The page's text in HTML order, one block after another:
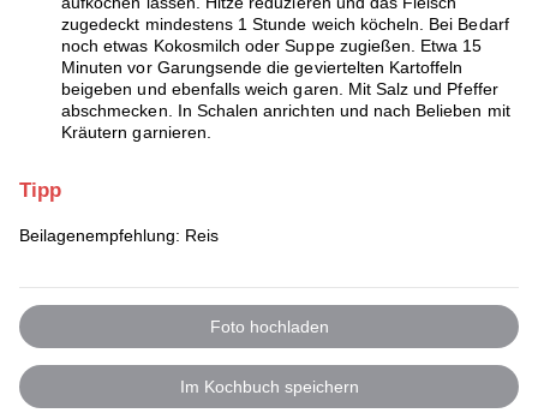
zugedeckt mindestens 1 Stunde weich köcheln. Bei Bedarf
noch etwas Kokosmilch oder Suppe zugießen. Etwa 15
Minuten vor Garungsende die geviertelten Kartoffeln
beigeben und ebenfalls weich garen. Mit Salz und Pfeffer
abschmecken. In Schalen anrichten und nach Belieben mit
Kräutern garnieren.
Tipp
Beilagenempfehlung: Reis
Foto hochladen
Im Kochbuch speichern